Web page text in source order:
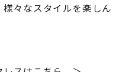
々なスタイルを楽しん